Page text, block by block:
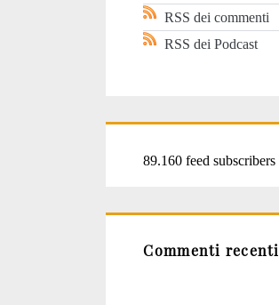
RSS dei commenti
RSS dei Podcast
89.160 feed subscribers
Commenti recenti